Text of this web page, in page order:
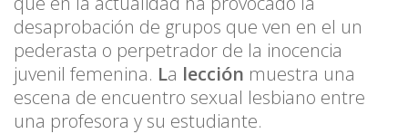
desaprobación de grupos que ven en el un
pederasta o perpetrador de la inocencia
juvenil femenina. La lección muestra una
escena de encuentro sexual lesbiano entre
una profesora y su estudiante.